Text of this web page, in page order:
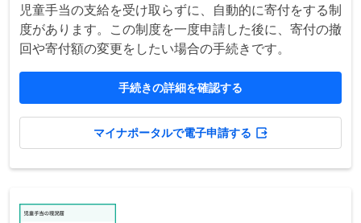
児童手当の支給を受け取らずに、自動的に寄付をする制
度があります。この制度を一度申請した後に、寄付の撤
回や寄付額の変更をしたい場合の手続きです。
手続きの詳細を確認する
マイナポータルで電子申請する